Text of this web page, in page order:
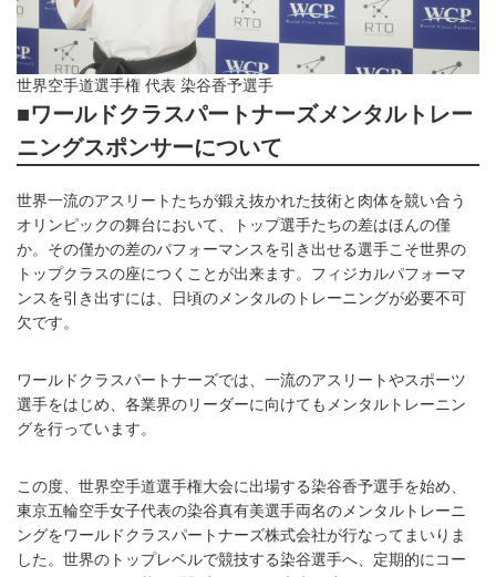
世界空手道選手権 代表 染谷香予選手
■ワールドクラスパートナーズメンタルトレー
ニングスポンサーについて
世界一流のアスリートたちが鍛え抜かれた技術と肉体を競い合う
オリンピックの舞台において、トップ選手たちの差はほんの僅
か。その僅かの差のパフォーマンスを引き出せる選手こそ世界の
トップクラスの座につくことが出来ます。フィジカルパフォーマ
ンスを引き出すには、日頃のメンタルのトレーニングが必要不可
欠です。
ワールドクラスパートナーズでは、一流のアスリートやスポーツ
選手をはじめ、各業界のリーダーに向けてもメンタルトレーニン
グを行っています。
この度、世界空手道選手権大会に出場する染谷香予選手を始め、
東京五輪空手女子代表の染谷真有美選手両名のメンタルトレーニ
ングをワールドクラスパートナーズ株式会社が行なってまいりま
した。世界のトップレベルで競技する染谷選手へ、定期的にコー